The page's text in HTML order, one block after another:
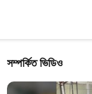
সম্পর্কিত ভিডিও